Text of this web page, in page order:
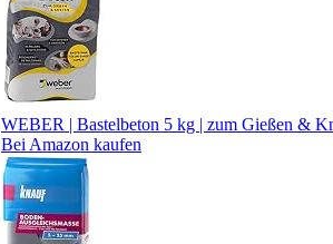
WEBER | Bastelbeton 5 kg | zum Gießen &
Bei Amazon kaufen